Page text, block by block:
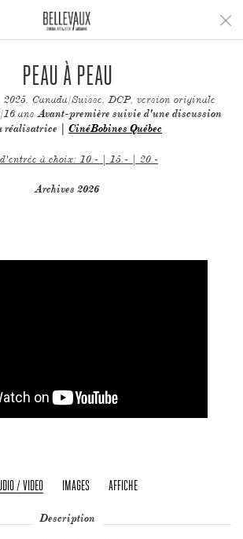
PEAU À PEAU
Canada/Suisse, DCP, version originale
16 ansAvant-première suivie d'une discussion
réalisatrice | CinéBobines Québec
à choix: 10.- | 15.- | 20.-
Archives 2026
/ VIDEO IMAGES AFFICHE
Description